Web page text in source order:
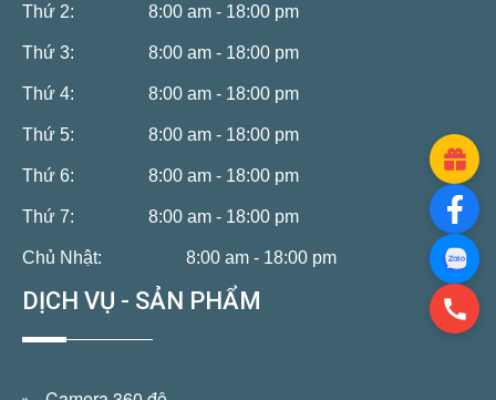
Thứ 2: 8:00 am - 18:00 pm
Thứ 3: 8:00 am - 18:00 pm
Thứ 4: 8:00 am - 18:00 pm
Thứ 5: 8:00 am - 18:00 pm
Thứ 6: 8:00 am - 18:00 pm
Thứ 7: 8:00 am - 18:00 pm
Chủ Nhật: 8:00 am - 18:00 pm
DỊCH VỤ - SẢN PHẨM